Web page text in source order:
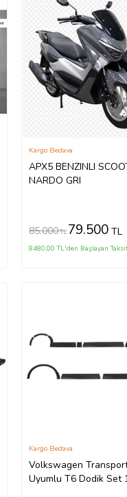
APX5 BENZINLI
NARDO GRI
Kargo Bedava
85.000TL 79.500 TL
8480,00 TL'den Başlayan
Volkswagen
Uyumlu T6 Dodik Set
Kargo Bedava